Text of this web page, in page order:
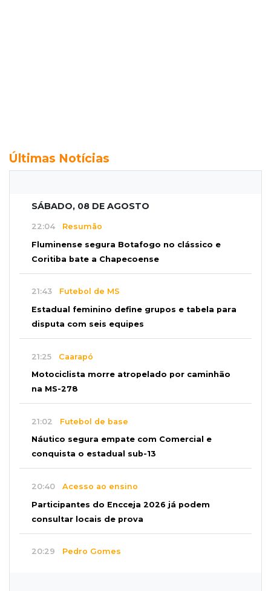
Últimas Notícias
SÁBADO, 08 DE AGOSTO
22:04 Resumão
Fluminense segura Botafogo no clássico e
Coritiba bate a Chapecoense
21:43 Futebol de MS
Estadual feminino define grupos e tabela para
disputa com seis equipes
21:25 Caarapó
Motociclista morre atropelado por caminhão
na MS-278
21:02 Futebol de base
Náutico segura empate com Comercial e
conquista o estadual sub-13
20:40 Acesso ao ensino
Participantes do Encceja 2026 já podem
consultar locais de prova
20:29 Pedro Gomes